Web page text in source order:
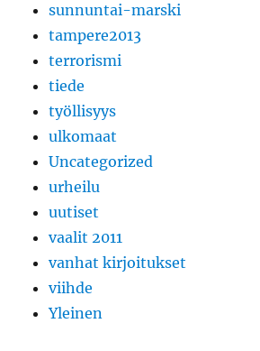
sunnuntai-marski
tampere2013
terrorismi
tiede
työllisyys
ulkomaat
Uncategorized
urheilu
uutiset
vaalit 2011
vanhat kirjoitukset
viihde
Yleinen